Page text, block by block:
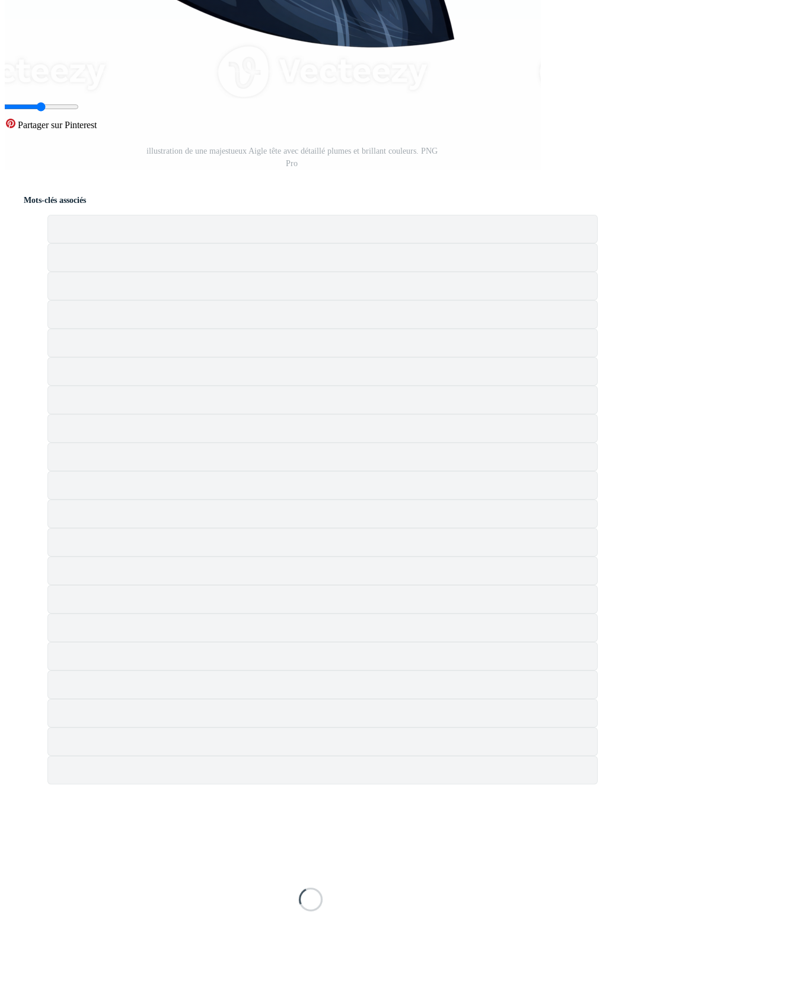
Partager sur Pinterest
illustration de une majestueux Aigle tête avec détaillé plumes et brillant couleurs. PNG
Pro
Mots-clés associés